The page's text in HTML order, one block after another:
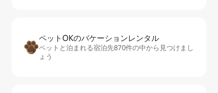
ペットOKのバ⁠ケ⁠ー⁠シ⁠ョ⁠ンレ⁠ン⁠タ⁠ル
ペットと泊まれる宿泊先870件の中から見つけまし
ょう